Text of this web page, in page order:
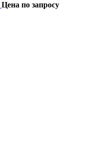
Цена по запросу